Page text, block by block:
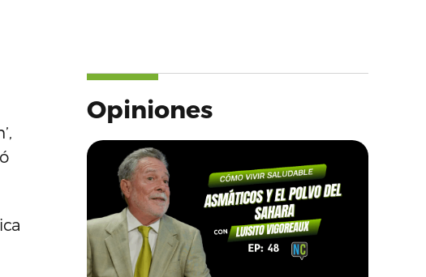
Opiniones